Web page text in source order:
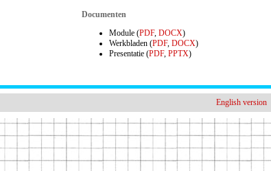
Documenten
Module (PDF, DOCX)
Werkbladen (PDF, DOCX)
Presentatie (PDF, PPTX)
English version